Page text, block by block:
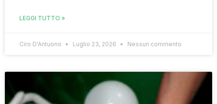
LEGGI TUTTO »
Ciro D'Antuono Luglio 23, 2026 Nessun commento